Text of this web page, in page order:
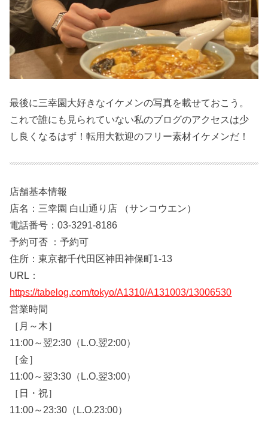
最後に三幸園大好きなイケメンの写真を載せておこう。
これで誰にも見られていない私のブログのアクセスは少
し良くなるはず！転用大歓迎のフリー素材イケメンだ！
店舗基本情報
店名：三幸園 白山通り店 （サンコウエン）
電話番号：03-3291-8186
予約可否 ：予約可
住所：東京都千代田区神田神保町1-13
URL：
https://tabelog.com/tokyo/A1310/A131003/13006530
営業時間
［月～木］
11:00～翌2:30（L.O.翌2:00）
［金］
11:00～翌3:30（L.O.翌3:00）
［日・祝］
11:00～23:30（L.O.23:00）